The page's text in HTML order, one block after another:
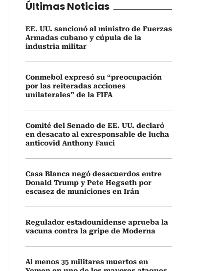
Últimas Noticias
EE. UU. sancionó al ministro de Fuerzas
Armadas cubano y cúpula de la
industria militar
Conmebol expresó su “preocupación
por las reiteradas acciones
unilaterales” de la FIFA
Comité del Senado de EE. UU. declaró
en desacato al exresponsable de lucha
anticovid Anthony Fauci
Casa Blanca negó desacuerdos entre
Donald Trump y Pete Hegseth por
escasez de municiones en Irán
Regulador estadounidense aprueba la
vacuna contra la gripe de Moderna
Al menos 35 militares muertos en